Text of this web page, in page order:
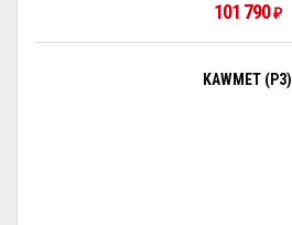
101 790₽
KAWMET (P3)